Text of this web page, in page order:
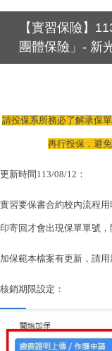
【實習保險】
團體保險」- 新
請投保系所務必了解承保
再行投保，避
更新時間113/08/12：
實習要保書合約校內流程
印寄回才會出現保單單號，
加保範本檔案有更新，請用
核銷期限設定：